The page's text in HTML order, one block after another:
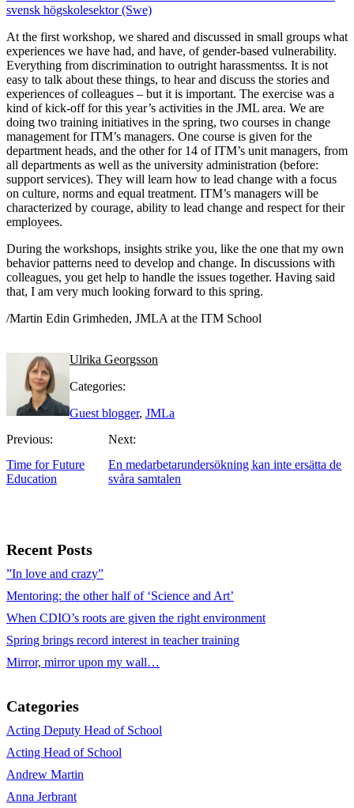
svensk högskolesektor (Swe)
At the first workshop, we shared and discussed in small groups what
experiences we have had, and have, of gender-based vulnerability.
Everything from discrimination to outright harassmentss. It is not
easy to talk about these things, to hear and discuss the stories and
experiences of colleagues – but it is important. The exercise was a
kind of kick-off for this year’s activities in the JML area. We are
doing two training initiatives in the spring, two courses in change
management for ITM’s managers. One course is given for the
department heads, and the other for 14 of ITM’s unit managers, from
all departments as well as the university administration (before:
support services). They will learn how to lead change with a focus
on culture, norms and equal treatment. ITM’s managers will be
characterized by courage, ability to lead change and respect for their
employees.
During the workshops, insights strike you, like the one that my own
behavior patterns need to develop and change. In discussions with
colleagues, you get help to handle the issues together. Having said
that, I am very much looking forward to this spring.
/Martin Edin Grimheden, JMLA at the ITM School
Ulrika Georgsson
Categories:
Guest blogger, JMLa
Previous:
Time for Future
Education
Next:
En medarbetarundersökning kan inte ersätta de
svåra samtalen
Recent Posts
”In love and crazy”
Mentoring: the other half of ‘Science and Art’
When CDIO’s roots are given the right environment
Spring brings record interest in teacher training
Mirror, mirror upon my wall…
Categories
Acting Deputy Head of School
Acting Head of School
Andrew Martin
Anna Jerbrant